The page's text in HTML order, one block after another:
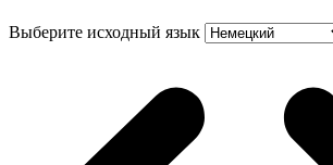
Выберите исходный язык